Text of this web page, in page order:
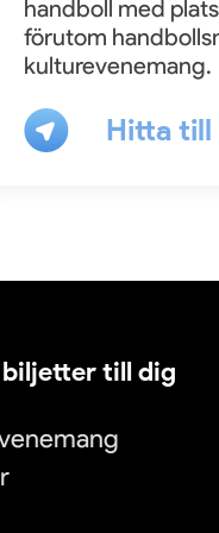
handboll med
förutom
kulturevenemang.
Hitta till
till dig